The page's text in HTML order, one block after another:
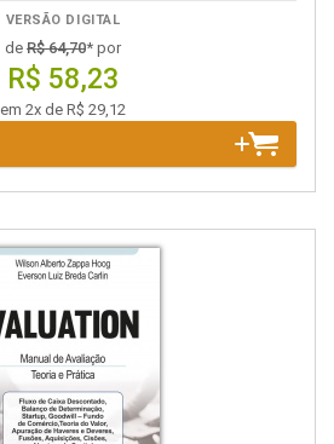
VERSÃO DIGITAL
de R$ 64,70* por
R$ 58,23
em 2x de R$ 29,12